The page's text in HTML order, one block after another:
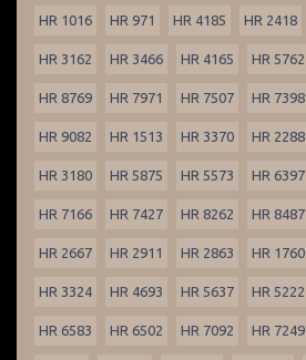
HR 1016 HR 971 HR 4185 HR 2418
HR 3162 HR 3466 HR 4165 HR 5762
HR 8769 HR 7971 HR 7507 HR 7398
HR 9082 HR 1513 HR 3370 HR 2288
HR 3180 HR 5875 HR 5573 HR 6397
HR 7166 HR 7427 HR 8262 HR 8487
HR 2667 HR 2911 HR 2863 HR 1760
HR 3324 HR 4693 HR 5637 HR 5222
HR 6583 HR 6502 HR 7092 HR 7249